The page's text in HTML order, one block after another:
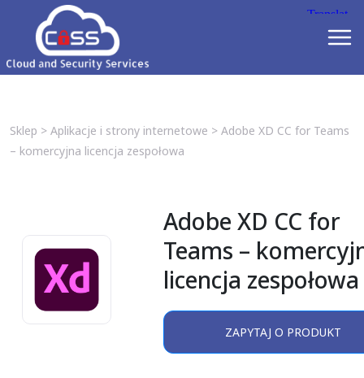
Sklep > Aplikacje i strony internetowe > Adobe XD CC for Teams
– komercyjna licencja zespołowa
Adobe XD CC for
Teams –
licencja zespołowa
ZAPYTAJ O PRODUKT